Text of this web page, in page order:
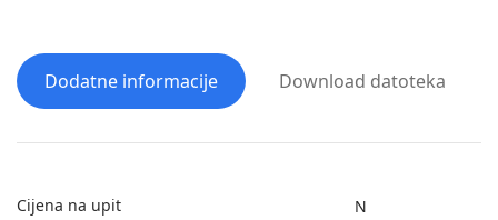
Dodatne informacije Download datoteka
Cijena na upit N